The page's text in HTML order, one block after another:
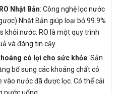
Nhật Bản: Công nghệ lọc nước
Nhật Bản giúp loại bỏ 99.9%
khỏi nước. RO là một quy trình
và đáng tin cậy.
có lợi cho sức khỏe: Sản
bổ sung các khoáng chất có
vào nước đã được lọc. Có thể cải